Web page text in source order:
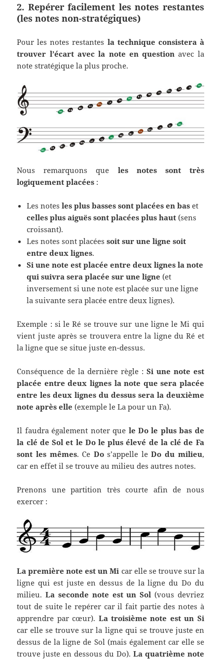
2. Repérer facilement les notes restantes
(les notes non-stratégiques)
Pour les notes restantes la technique consistera à
trouver l’écart avec la note en question avec la
note stratégique la plus proche.
Nous remarquons que les notes sont très
logiquement placées :
Les notesles plus basses sont placées en bas et
celles plus aiguës sont placées plus haut (sens
croissant).
Les notes sont placéessoit sur une ligne soit
entre deux lignes.
Si une note est placée entre deux lignes la note
qui suivra sera placée sur une ligne (et
inversement si une note est placée sur une ligne
la suivante sera placée entre deux lignes).
Exemple : si le Ré se trouve sur une ligne le Mi qui
vient juste après se trouvera entre la ligne du Ré et
la ligne que se situe juste en-dessus.
Conséquence de la dernière règle : Si une note est
placée entre deux lignes la note que sera placée
entre les deux lignes du dessus sera la deuxième
note après elle (exemple le La pour un Fa).
Il faudra également noter que le Do le plus bas de
la clé de Sol et le Do le plus élevé de la clé de Fa
sont les mêmes. Ce Dos’appelle leDo du milieu,
car en effet il se trouve au milieu des autres notes.
Prenons une partition très courte afin de nous
exercer :
La première note est un Mi car elle se trouve sur la
ligne qui est juste en dessus de la ligne du Do du
milieu.La seconde note est un Sol (vous devriez
tout de suite le repérer car il fait partie des notes à
apprendre par cœur). La troisième note est un Si
car elle se trouve sur la ligne qui se trouve juste en
dessus de la ligne de Sol (mais également car elle se
trouve juste en dessous du Do). La quatrième note